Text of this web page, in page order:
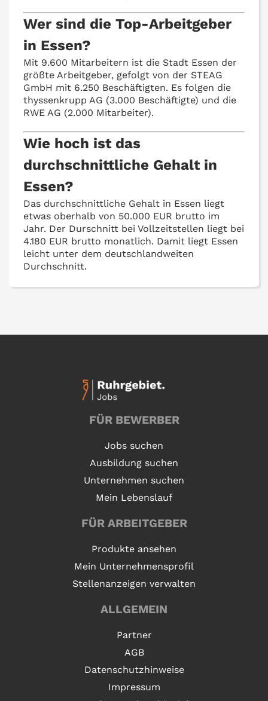
Wer sind die Top-Arbeitgeber
in Essen?
Mit 9.600 Mitarbeitern ist die Stadt Essen der
größte Arbeitgeber, gefolgt von der STEAG
GmbH mit 6.250 Beschäftigten. Es folgen die
thyssenkrupp AG (3.000 Beschäftigte) und die
RWE AG (2.000 Mitarbeiter).
Wie hoch ist das
durchschnittliche Gehalt in
Essen?
Das durchschnittliche Gehalt in Essen liegt
etwas oberhalb von 50.000 EUR brutto im
Jahr. Der Durschnitt bei Vollzeitstellen liegt bei
4.180 EUR brutto monatlich. Damit liegt Essen
leicht unter dem deutschlandweiten
Durchschnitt.
FÜR BEWERBER
Jobs suchen
Ausbildung suchen
Unternehmen suchen
Mein Lebenslauf
FÜR ARBEITGEBER
Produkte ansehen
Mein Unternehmensprofil
Stellenanzeigen verwalten
ALLGEMEIN
Partner
AGB
Datenschutzhinweise
Impressum